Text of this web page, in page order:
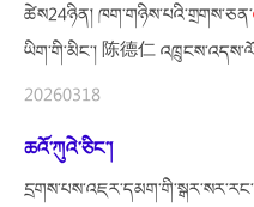
ཚེས24ཉིན། ཁག་གཉིས་པའི་གྲགས་ཅན་
ཡིག་གི་མིང་། 陈德仁
20260318
ཆའོ་ཀུའེ་ཅིང་།